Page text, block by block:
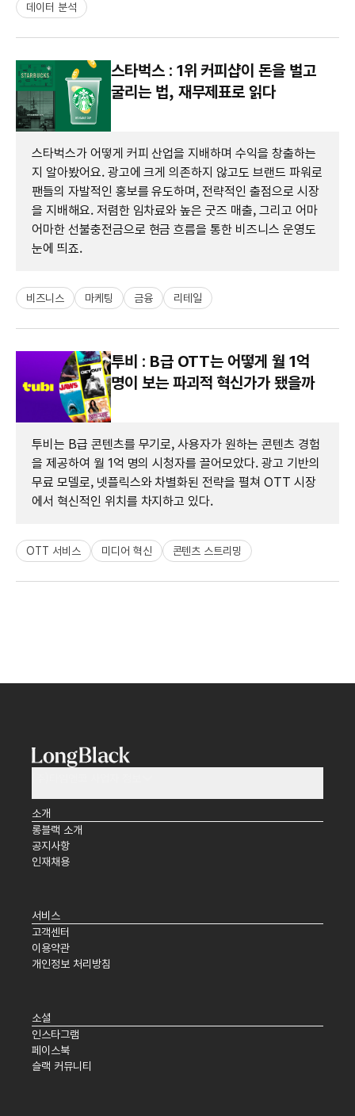
데이터 분석
스타벅스 : 1위 커피샵이 돈을 벌고
굴리는 법, 재무제표로 읽다
스타벅스가 어떻게 커피 산업을 지배하며 수익을 창출하는
지 알아봤어요. 광고에 크게 의존하지 않고도 브랜드 파워로
팬들의 자발적인 홍보를 유도하며, 전략적인 출점으로 시장
을 지배해요. 저렴한 임차료와 높은 굿즈 매출, 그리고 어마
어마한 선불충전금으로 현금 흐름을 통한 비즈니스 운영도
눈에 띄죠.
비즈니스 마케팅 금융 리테일
투비 : B급 OTT는 어떻게 월 1억
명이 보는 파괴적 혁신가가 됐을까
투비는 B급 콘텐츠를 무기로, 사용자가 원하는 콘텐츠 경험
을 제공하여 월 1억 명의 시청자를 끌어모았다. 광고 기반의
무료 모델로, 넷플릭스와 차별화된 전략을 펼쳐 OTT 시장
에서 혁신적인 위치를 차지하고 있다.
OTT 서비스 미디어 혁신 콘텐츠 스트리밍
소개
롱블랙 소개
공지사항
인재채용
서비스
고객센터
이용약관
개인정보 처리방침
소셜
인스타그램
페이스북
슬랙 커뮤니티